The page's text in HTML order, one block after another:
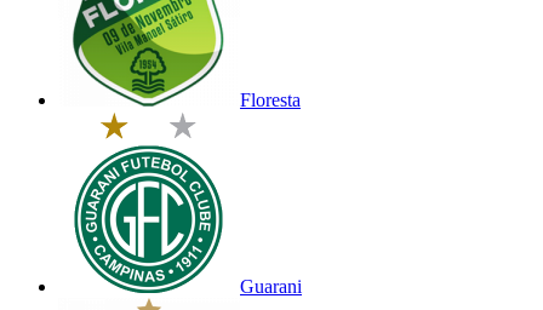
Floresta
Guarani